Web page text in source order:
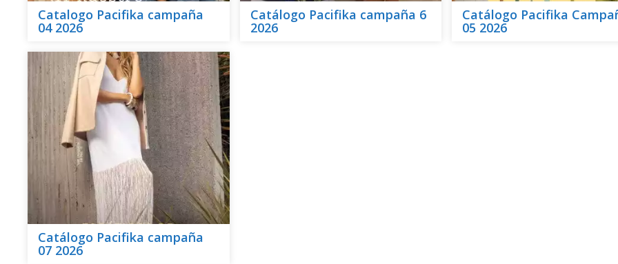
Catalogo Pacifika campaña
04 2026
Catálogo Pacifika campaña 6
2026
Catálogo Pacifika
05 2026
Catálogo Pacifika campaña
07 2026